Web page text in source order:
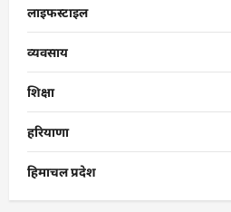
लाइफस्टाइल
व्यवसाय
शिक्षा
हरियाणा
हिमाचल प्रदेश